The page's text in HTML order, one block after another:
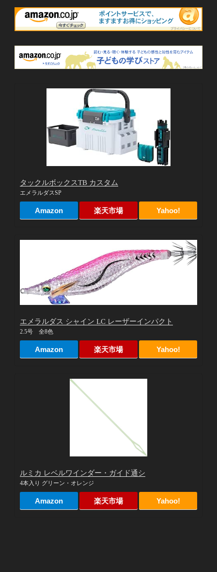
タックルボックスTB カスタム
エメラルダスSP
Amazon 楽天市場 Yahoo!
エメラルダス シャイン LC レーザーインパクト
2.5号 全8色
Amazon 楽天市場 Yahoo!
ルミカ レベルワインダー・ガイド通シ
4本入り グリーン・オレンジ
Amazon 楽天市場 Yahoo!